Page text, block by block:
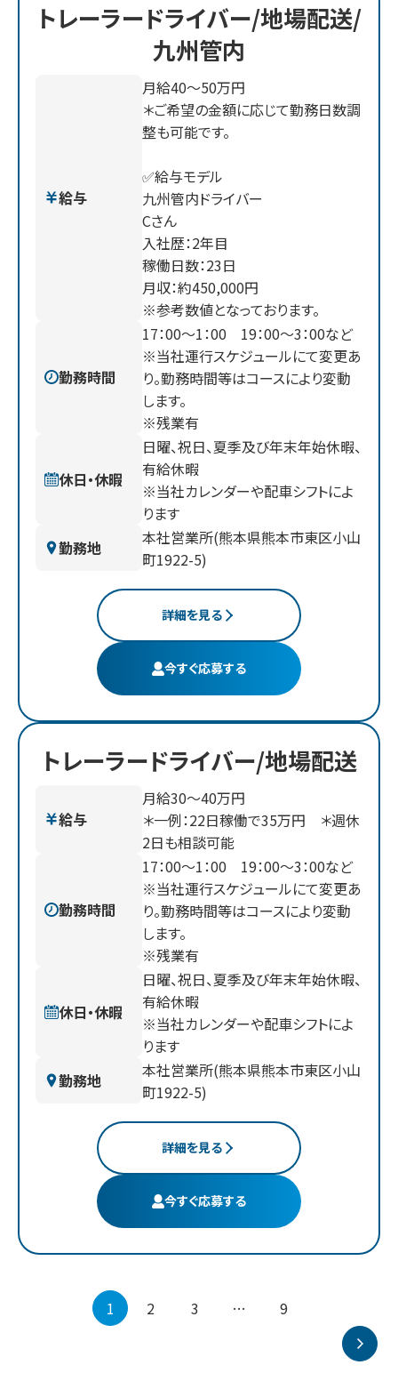
トレーラードライバー/地場配送/
九州管内
給与
月給40〜50万円
＊ご希望の金額に応じて勤務日数調
整も可能です。
✅給与モデル
九州管内ドライバー
Cさん
入社歴：2年目
稼働日数：23日
月収：約450,000円
※参考数値となっております。
勤務時間
17：00〜1：00 19：00〜3：00など
※当社運行スケジュールにて変更あ
り。勤務時間等はコースにより変動
します。
※残業有
休日・休暇
日曜、祝日、夏季及び年末年始休暇、
有給休暇
※当社カレンダーや配車シフトによ
ります
勤務地
本社営業所(熊本県熊本市東区小山
町1922-5)
詳細を見る
今すぐ応募する
トレーラードライバー/地場配送
給与
月給30～40万円
＊一例：22日稼働で35万円 ＊週休
2日も相談可能
勤務時間
17：00〜1：00 19：00〜3：00など
※当社運行スケジュールにて変更あ
り。勤務時間等はコースにより変動
します。
※残業有
休日・休暇
日曜、祝日、夏季及び年末年始休暇、
有給休暇
※当社カレンダーや配車シフトによ
ります
勤務地
本社営業所(熊本県熊本市東区小山
町1922-5)
詳細を見る
今すぐ応募する
1 2 3 … 9